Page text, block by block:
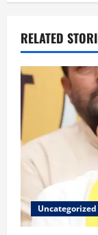
RELATED
Uncategorized